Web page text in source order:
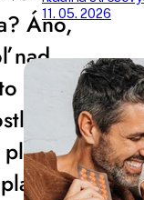
Áno,
nad
sa v
pleť
spôsobujú
Skontrolujte, či
11. 05. 2026